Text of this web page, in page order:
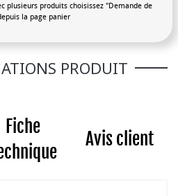
plusieurs produits choisissez "Demande de
la page panier
PRODUIT
Fiche
Avis client